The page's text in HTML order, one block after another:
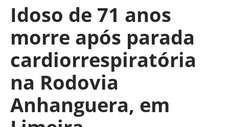
Idoso de 71 anos
morre após parada
cardiorrespiratória
na Rodovia
Anhanguera, em